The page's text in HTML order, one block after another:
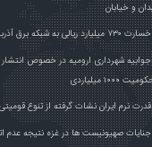
و خیابان
خسارت ۷۳۰ میلیارد ریالی به شبکه برق آذربایجان غربی در جنگ‌ رمضان
جوابیه شهرداری ارومیه در خصوص
۱۰۰۰ میلیاردی
قدرت نرم ایران نشات گرفته از تنوع
جنایات صهیونیست ها در غزه نتیجه